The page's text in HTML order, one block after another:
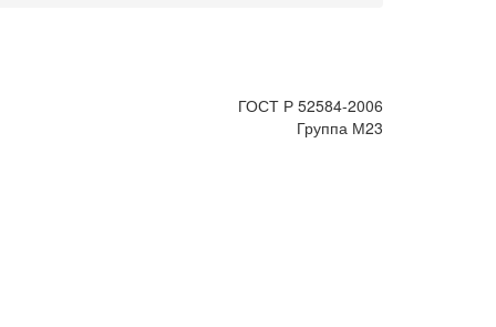
ГОСТ Р 52584-2006
Группа М23